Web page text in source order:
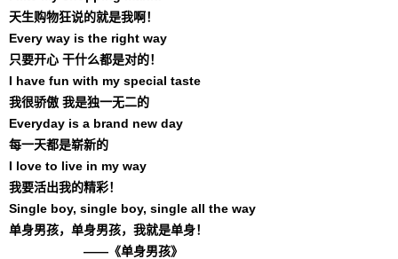
天生购物狂说的就是我啊！
Every way is the right way
只要开心 干什么都是对的！
I have fun with my special taste
我很骄傲 我是独一无二的
Everyday is a brand new day
每一天都是崭新的
I love to live in my way
我要活出我的精彩！
Single boy, single boy, single all the way
单身男孩，单身男孩，我就是单身！
——《单身男孩》